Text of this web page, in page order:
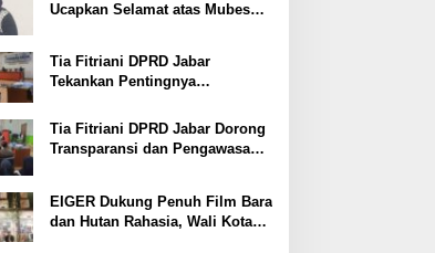
Ucapkan Selamat atas Mubes
Jabar
Tia Fitriani DPRD Jabar
Tekankan Pentingnya
Perkuat Kader NasDem di
Kabupaten Bandung
Tia Fitriani DPRD Jabar Dorong
Transparansi dan Pengawasan
EIGER Dukung Penuh Film Bara
dan Hutan Rahasia, Wali Kota